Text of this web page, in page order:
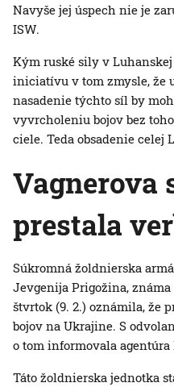
Navyše jej úspech nie je
ISW.
Kým ruské sily v
iniciatívu v tom zmysle, že
nasadenie týchto síl by
vyvrcholeniu bojov bez
ciele. Teda obsadenie celej
Vagnerova
prestala
Súkromná žoldnierska
Jevgenija Prigožina,
štvrtok (9. 2.) oznámila, že
bojov na Ukrajine. S
o tom informovala agentúra
Táto žoldnierska jednotka